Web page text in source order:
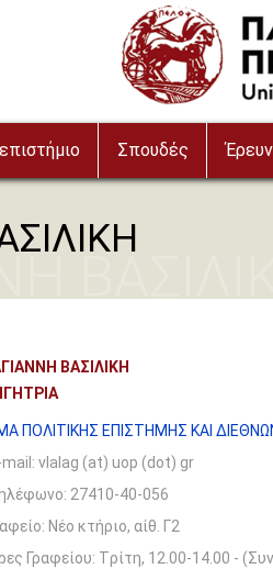
Σπουδές
ΒΑΣΙΛΙΚΗ
ΠΟΛΙΤΙΚΗΣ ΕΠΙΣΤΗΜΗΣ ΚΑΙ
mail: vlalag (at) uop (dot) gr
27410-40-056
Nέο κτήριο, αίθ. Γ2
Γραφείου: Tρίτη, 12.00-14.00 -